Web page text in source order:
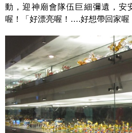
動，迎神廟會隊伍巨細彌遺，安
喔！「好漂亮喔！….好想帶回家喔